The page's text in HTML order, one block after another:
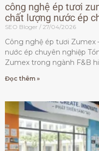
công nghệ ép tươi
chất lượng nước ép
SEO Bloger 27/04/2026
Công nghệ ép tươi Zumex
nước ép chuyên nghiệp
Zumex trong ngành F&B
Đọc thêm »